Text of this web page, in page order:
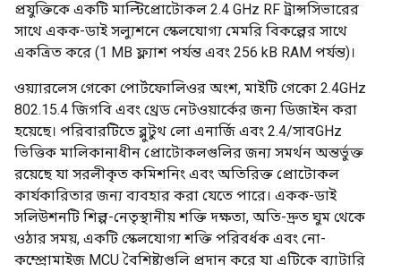
প্রযুক্তিকে একটি মাল্টিপ্রোটোকল 2.4 GHz RF ট্রান্সসিভারের
সাথে একক-ডাই সল্যুশনে স্কেলযোগ্য মেমরি বিকল্পের সাথে
একত্রিত করে (1 MB ফ্ল্যাশ পর্যন্ত এবং 256 kB RAM পর্যন্ত)।
ওয়্যারলেস গেকো পোর্টফোলিওর অংশ, মাইটি গেকো 2.4GHz
802.15.4 জিগবি এবং থ্রেড নেটওয়ার্কের জন্য ডিজাইন করা
হয়েছে। পরিবারটিতে ব্লুটুথ লো এনার্জি এবং 2.4/সাবGHz
ভিত্তিক মালিকানাধীন প্রোটোকলগুলির জন্য সমর্থন অন্তর্ভুক্ত
রয়েছে যা সরলীকৃত কমিশনিং এবং অতিরিক্ত প্রোটোকল
কার্যকারিতার জন্য ব্যবহার করা যেতে পারে। একক-ডাই
সলিউশনটি শিল্প-নেতৃস্থানীয় শক্তি দক্ষতা, অতি-দ্রুত ঘুম থেকে
ওঠার সময়, একটি স্কেলযোগ্য শক্তি পরিবর্ধক এবং নো-
কম্প্রোমাইজ MCU বৈশিষ্ট্যগুলি প্রদান করে যা এটিকে ব্যাটারি